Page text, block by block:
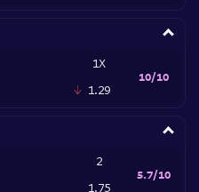
1X
1.29
10/10
2
1.75
5.7/10